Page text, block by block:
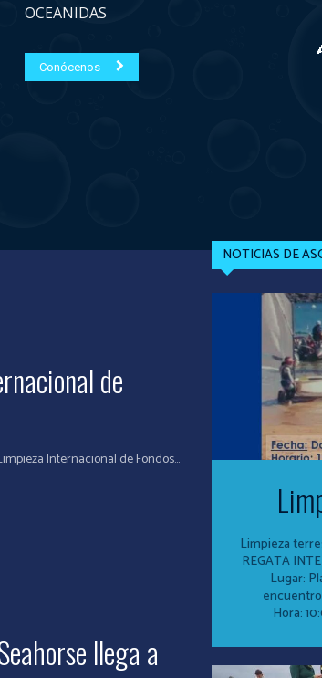
OCEANIDAS
Conócenos
de
Internacional de Fondos...
llega a
NOTICIAS DE
Limpieza
REGATA
Lugar: